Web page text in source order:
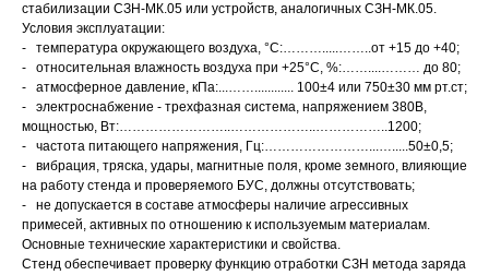
стабилизации СЗН-МК.05 или устройств, аналогичных СЗН-МК.05.
Условия эксплуатации:
- температура окружающего воздуха, °С:……….....……..от +15 до +40;
- относительная влажность воздуха при +25°С, %:……....……… до 80;
- атмосферное давление, кПа:...……............ 100±4 или 750±30 мм рт.ст;
- электроснабжение - трехфазная система, напряжением 380В,
мощностью, Вт:……………………..………………..……………..1200;
- частота питающего напряжения, Гц:……………………...….....50±0,5;
- вибрация, тряска, удары, магнитные поля, кроме земного, влияющие
на работу стенда и проверяемого БУС, должны отсутствовать;
- не допускается в составе атмосферы наличие агрессивных
примесей, активных по отношению к используемым материалам.
Основные технические характеристики и свойства.
Стенд обеспечивает проверку функцию отработки СЗН метода заряда